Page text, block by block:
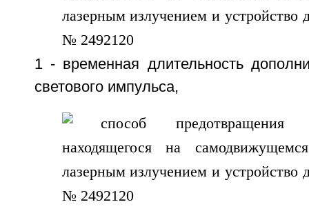
1 - временная длительность
светового импульса,